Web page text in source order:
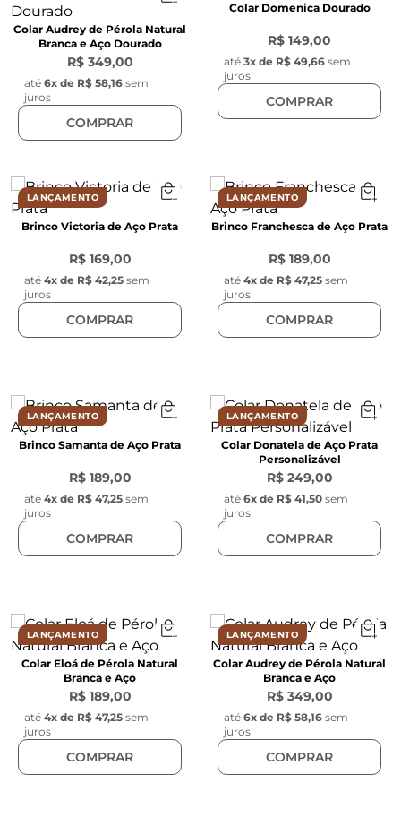
Colar Audrey de Pérola Natural
Branca e Aço Dourado
R$ 349,00
até 6x de R$ 58,16 sem
juros
COMPRAR
Colar Domenica Dourado
R$ 149,00
até 3x de R$ 49,66 sem
juros
COMPRAR
LANÇAMENTO
Brinco Victoria de Aço Prata
R$ 169,00
até 4x de R$ 42,25 sem
juros
COMPRAR
LANÇAMENTO
Brinco Franchesca de Aço Prata
R$ 189,00
até 4x de R$ 47,25 sem
juros
COMPRAR
LANÇAMENTO
Brinco Samanta de Aço Prata
R$ 189,00
até 4x de R$ 47,25 sem
juros
COMPRAR
LANÇAMENTO
Colar Donatela de Aço Prata
Personalizável
R$ 249,00
até 6x de R$ 41,50 sem
juros
COMPRAR
LANÇAMENTO
Colar Eloá de Pérola Natural
Branca e Aço
R$ 189,00
até 4x de R$ 47,25 sem
juros
COMPRAR
LANÇAMENTO
Colar Audrey de Pérola Natural
Branca e Aço
R$ 349,00
até 6x de R$ 58,16 sem
juros
COMPRAR